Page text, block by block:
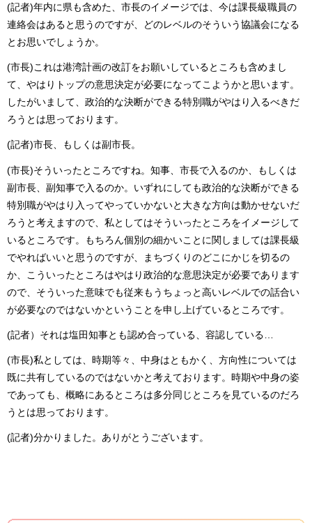
(記者)年内に県も含めた、市長のイメージでは、今は課長級職員の
連絡会はあると思うのですが、どのレベルのそういう協議会になる
とお思いでしょうか。
(市長)これは港湾計画の改訂をお願いしているところも含めまし
て、やはりトップの意思決定が必要になってこようかと思います。
したがいまして、政治的な決断ができる特別職がやはり入るべきだ
ろうとは思っております。
(記者)市長、もしくは副市長。
(市長)そういったところですね。知事、市長で入るのか、もしくは
副市長、副知事で入るのか。いずれにしても政治的な決断ができる
特別職がやはり入ってやっていかないと大きな方向は動かせないだ
ろうと考えますので、私としてはそういったところをイメージして
いるところです。もちろん個別の細かいことに関しましては課長級
でやればいいと思うのですが、まちづくりのどこにかじを切るの
か、こういったところはやはり政治的な意思決定が必要であります
ので、そういった意味でも従来もうちょっと高いレベルでの話合い
が必要なのではないかということを申し上げているところです。
(記者）それは塩田知事とも認め合っている、容認している…
(市長)私としては、時期等々、中身はともかく、方向性については
既に共有しているのではないかと考えております。時期や中身の姿
であっても、概略にあるところは多分同じところを見ているのだろ
うとは思っております。
(記者)分かりました。ありがとうございます。